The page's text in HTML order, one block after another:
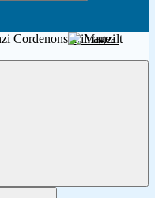
A. Manzi